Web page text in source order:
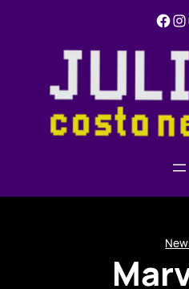
Facebook Instagram